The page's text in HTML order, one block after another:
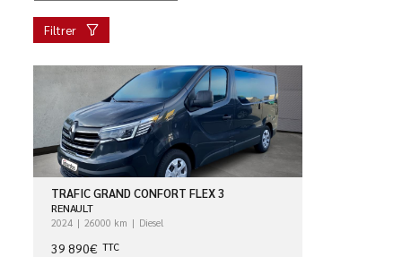
Filtrer
TRAFIC GRAND CONFORT FLEX 3
RENAULT
2024 26000 km Diesel
39 890€ TTC